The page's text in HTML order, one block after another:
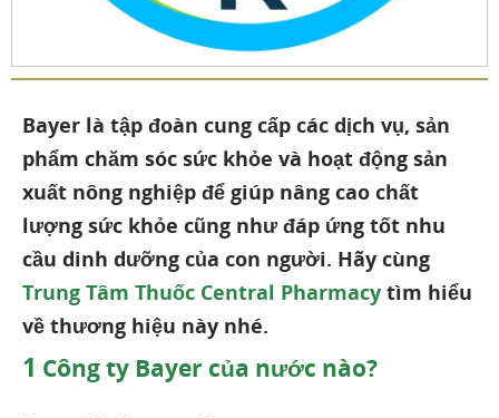
Bayer là tập đoàn cung cấp các dịch vụ, sản
phẩm chăm sóc sức khỏe và hoạt động sản
xuất nông nghiệp để giúp nâng cao chất
lượng sức khỏe cũng như đáp ứng tốt nhu
cầu dinh dưỡng của con người. Hãy cùng
Trung Tâm Thuốc Central Pharmacy tìm hiểu
về thương hiệu này nhé.
1 Công ty Bayer của nước nào?